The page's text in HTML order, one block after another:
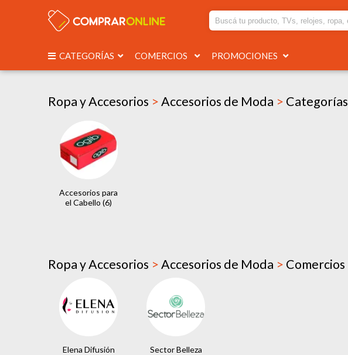
CATEGORÍAS COMERCIOS PROMOCIONES
Ropa y Accesorios >Accesorios de Moda > Categorías
Accesorios para
el Cabello (6)
Ropa y Accesorios >Accesorios de Moda > Comercios
Elena Difusión Sector Belleza